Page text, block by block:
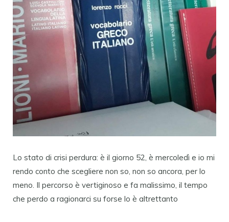
Lo stato di crisi perdura: è il giorno 52, è mercoledì e io mi
rendo conto che scegliere non so, non so ancora, per lo
meno. Il percorso è vertiginoso e fa malissimo, il tempo
che perdo a ragionarci su forse lo è altrettanto